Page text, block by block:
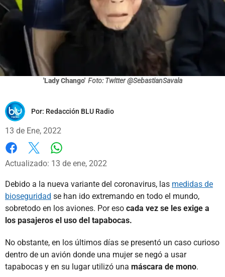
'Lady Chango' Foto: Twitter @SebastianSavala
Por: Redacción BLU Radio
13 de Ene, 2022
Facebook
X
Actualizado: 13 de ene, 2022
Debido a la nueva variante del coronavirus, las medidas de
bioseguridad se han ido extremando en todo el mundo,
sobretodo en los aviones. Por eso cada vez se les exige a
los pasajeros el uso del tapabocas.
No obstante, en los últimos días se presentó un caso curioso
dentro de un avión donde una mujer se negó a usar
tapabocas y en su lugar utilizó una máscara de mono.